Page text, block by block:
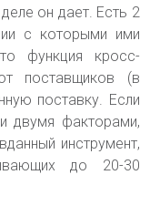
он дает. Есть 2
с которыми ими
функция кросс-
поставщиков (в
поставку. Если
двумя факторами,
инструмент,
до 20-30